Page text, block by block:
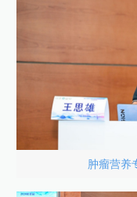
肿瘤营养